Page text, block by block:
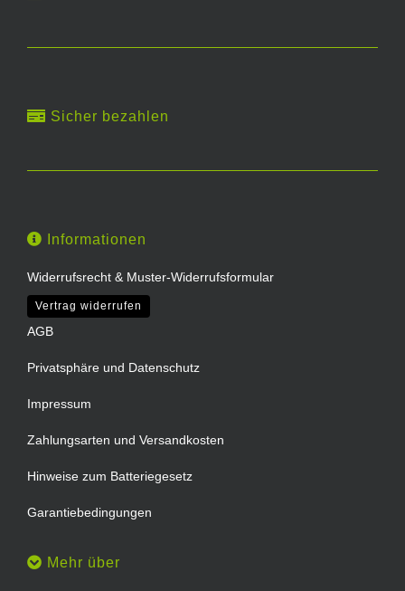
Sicher bezahlen
Informationen
Widerrufsrecht & Muster-Widerrufsformular
Vertrag widerrufen
AGB
Privatsphäre und Datenschutz
Impressum
Zahlungsarten und Versandkosten
Hinweise zum Batteriegesetz
Garantiebedingungen
Mehr über